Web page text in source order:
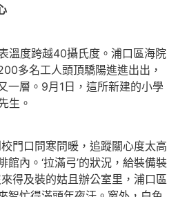
度跨越40攝氏度。浦口區海院
多名工人頭頂驕陽進進出出，
一層。9月1日，這所新建的小學
生。
口問寒問暖，追蹤關心度太高
內。‘拉滿弓’的狀況，給裝備裝
得及裝的姑且辦公室里，浦口區